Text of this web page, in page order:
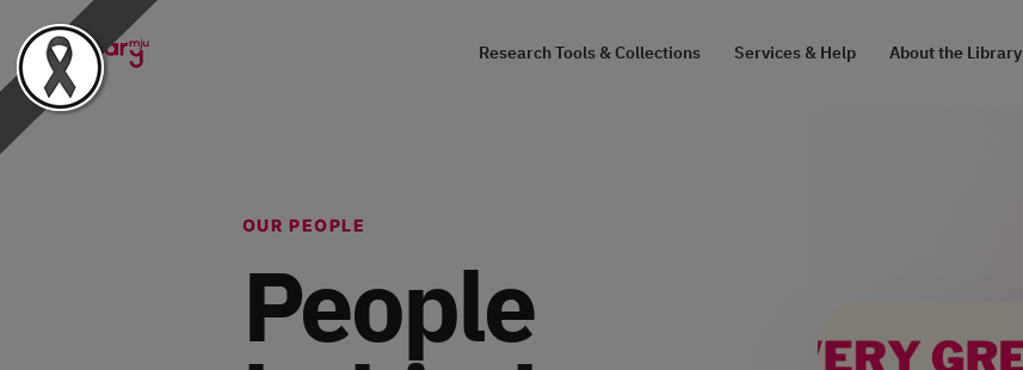
Research Tools & Collections Services & Help About the Library
RESEARCH TOOLS
OUR PEOPLE
People